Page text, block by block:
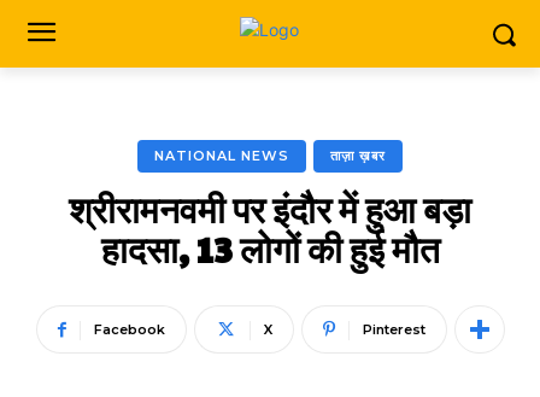
NATIONAL NEWS ताज़ा ख़बर
श्रीरामनवमी पर इंदौर में हुआ बड़ा
हादसा, 13 लोगों की हुई मौत
Facebook X Pinterest